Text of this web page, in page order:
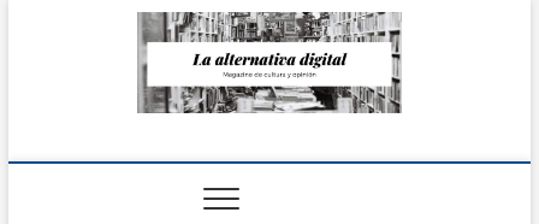
La Alternativa